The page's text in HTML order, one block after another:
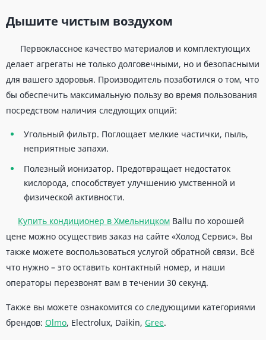
Дышите чистым воздухом
Первоклассное качество материалов и комплектующих
делает агрегаты не только долговечными, но и безопасными
для вашего здоровья. Производитель позаботился о том, что
бы обеспечить максимальную пользу во время пользования
посредством наличия следующих опций:
Угольный фильтр. Поглощает мелкие частички, пыль,
неприятные запахи.
Полезный ионизатор. Предотвращает недостаток
кислорода, способствует улучшению умственной и
физической активности.
Купить кондиционер в Хмельницком Ballu по хорошей
цене можно осуществив заказ на сайте «Холод Сервис». Вы
также можете воспользоваться услугой обратной связи. Всё
что нужно – это оставить контактный номер, и наши
операторы перезвонят вам в течении 30 секунд.
Также вы можете ознакомится со следующими категориями
брендов: Olmo, Electrolux, Daikin, Gree.